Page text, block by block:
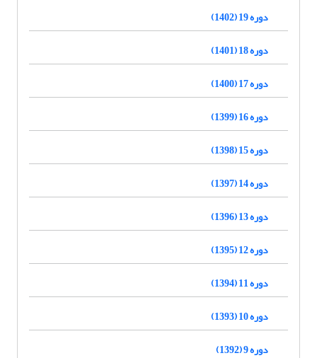
دوره 19 (1402)
دوره 18 (1401)
دوره 17 (1400)
دوره 16 (1399)
دوره 15 (1398)
دوره 14 (1397)
دوره 13 (1396)
دوره 12 (1395)
دوره 11 (1394)
دوره 10 (1393)
دوره 9 (1392)